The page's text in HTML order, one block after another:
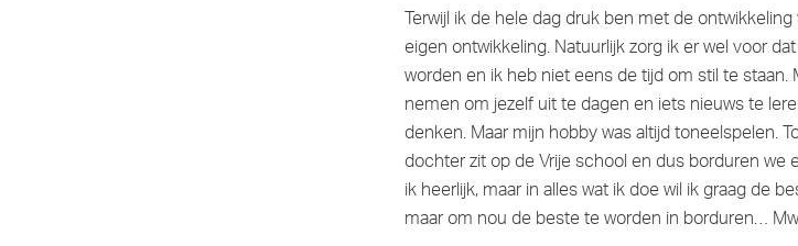
Terwijl ik de hele dag druk ben met de
eigen ontwikkeling. Natuurlijk zorg ik er wel voor
worden en ik heb niet eens de tijd om stil te
nemen om jezelf uit te dagen en iets nieuws te
denken. Maar mijn hobby was altijd toneelspelen.
dochter zit op de Vrije school en dus borduren we
ik heerlijk, maar in alles wat ik doe wil ik graag de
maar om nou de beste te worden in borduren…